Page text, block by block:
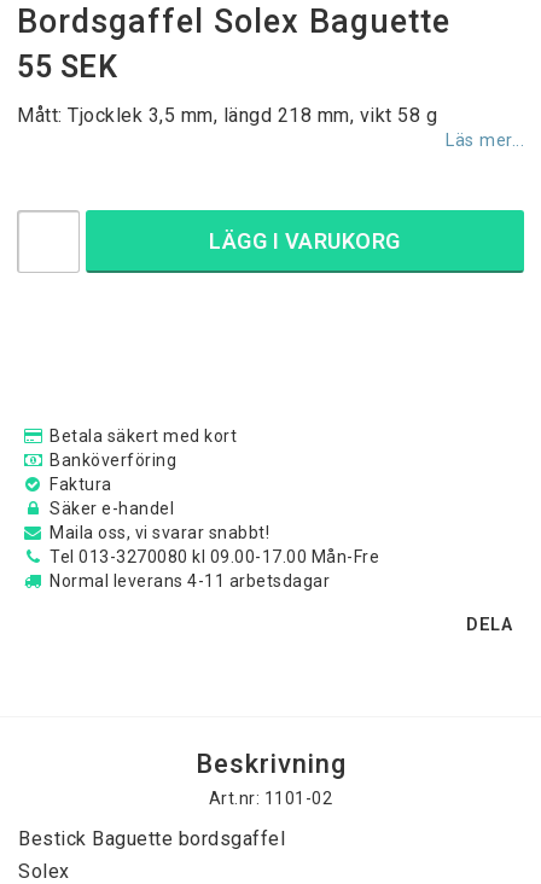
Bordsgaffel Solex Baguette
55 SEK
Mått: Tjocklek 3,5 mm, längd 218 mm, vikt 58 g
Läs mer...
LÄGG I VARUKORG
Betala säkert med kort
Banköverföring
Faktura
Säker e-handel
Maila oss, vi svarar snabbt!
Tel 013-3270080 kl 09.00-17.00 Mån-Fre
Normal leverans 4-11 arbetsdagar
DELA
Beskrivning
Art.nr: 1101-02
Bestick Baguette bordsgaffel
Solex